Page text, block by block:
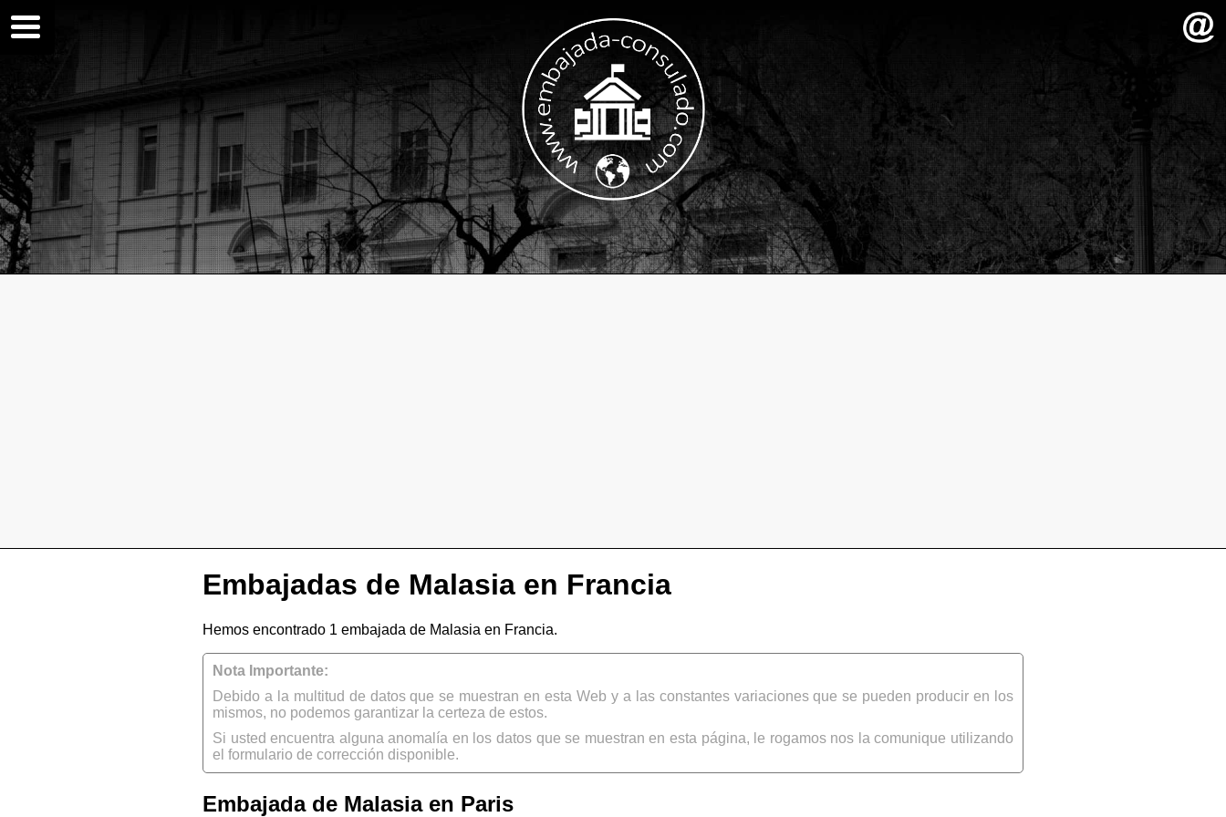
Embajadas de Malasia en Francia
Hemos encontrado 1 embajada de Malasia en Francia.
Nota Importante:
Debido a la multitud de datos que se muestran en esta Web y a las constantes variaciones que se pueden producir en los
mismos, no podemos garantizar la certeza de estos.
Si usted encuentra alguna anomalía en los datos que se muestran en esta página, le rogamos nos la comunique utilizando
el formulario de corrección disponible.
Embajada de Malasia en Paris